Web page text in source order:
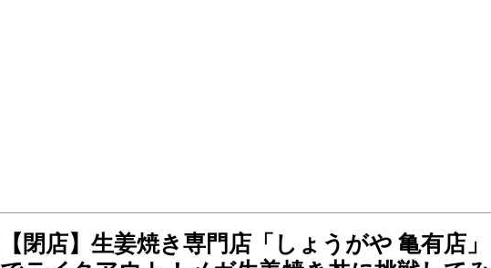
【閉店】生姜焼き専門店「しょうがや 亀有店」